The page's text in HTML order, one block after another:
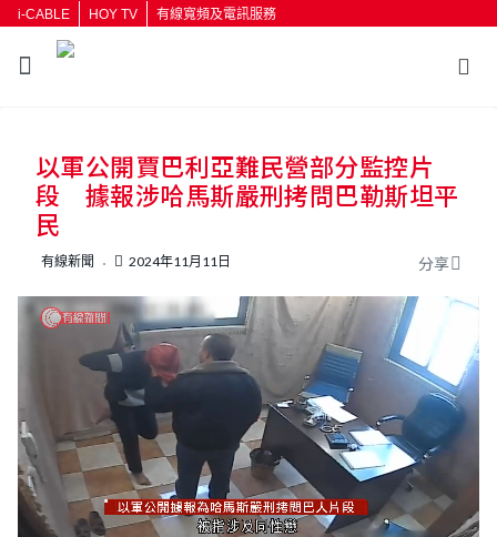
i-CABLE HOY TV 有線寬頻及電訊服務
按輸入鍵開始搜尋
以軍公開賈巴利亞難民營部分監控片
段 據報涉哈馬斯嚴刑拷問巴勒斯坦平
民
有線新聞 2024年11月11日 分享